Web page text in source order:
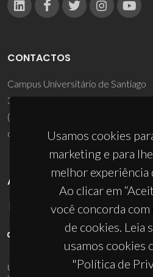
Usamos cookies
marketing e para
melhor experiência
Ao clicar em
você concorda
de cookies. Leia
usamos cookies
"Política de
CONTACTOS
Campus Universitário de Santiago
3810-193 Aveiro - Portugal
(+351) 234 370 200
ciceco@ua.pt
APOIOS
UID/PRR/50011/2025(DOI:10.54499/UID/